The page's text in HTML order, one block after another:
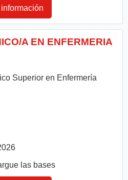
información
A EN ENFERMERIA
Superior en Enfermería
las bases